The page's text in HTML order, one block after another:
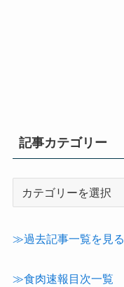
記事カテゴリー
テ
≫過去記事一覧を見る
≫食肉速報目次一覧